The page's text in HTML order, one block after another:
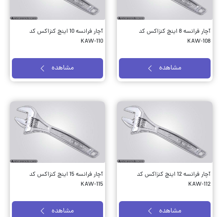
آچار فرانسه 8 اینچ کنزاکس کد
KAW-108
مشاهده
آچار فرانسه 10 اینچ کنزاکس کد
KAW-110
مشاهده
آچار فرانسه 12 اینچ کنزاکس کد
KAW-112
مشاهده
آچار فرانسه 15 اینچ کنزاکس کد
KAW-115
مشاهده